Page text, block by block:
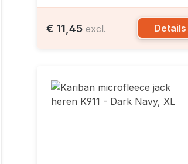
€ 11,45 excl. Details